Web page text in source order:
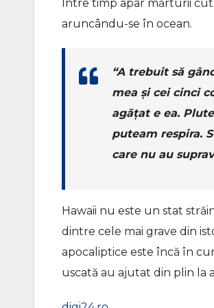
Între timp apar mărturii
aruncându-se în ocean.
“A trebuit să
mea și cei cinci
agățat e ea.
puteam respira.
care nu au
Hawaii nu este un stat
dintre cele mai grave din
apocaliptice este încă în
uscată au ajutat din plin la